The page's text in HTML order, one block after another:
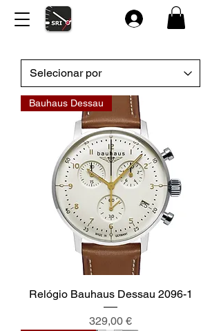
Bauhaus Dessau
Relógio Bauhaus Dessau 2096-1
Preço
329,00 €